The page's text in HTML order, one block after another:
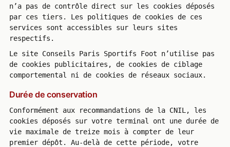
n’a pas de contrôle direct sur les cookies déposés
par ces tiers. Les politiques de cookies de ces
services sont accessibles sur leurs sites
respectifs.
Le site Conseils Paris Sportifs Foot n’utilise pas
de cookies publicitaires, de cookies de ciblage
comportemental ni de cookies de réseaux sociaux.
Durée de conservation
Conformément aux recommandations de la CNIL, les
cookies déposés sur votre terminal ont une durée de
vie maximale de treize mois à compter de leur
premier dépôt. Au-delà de cette période, votre